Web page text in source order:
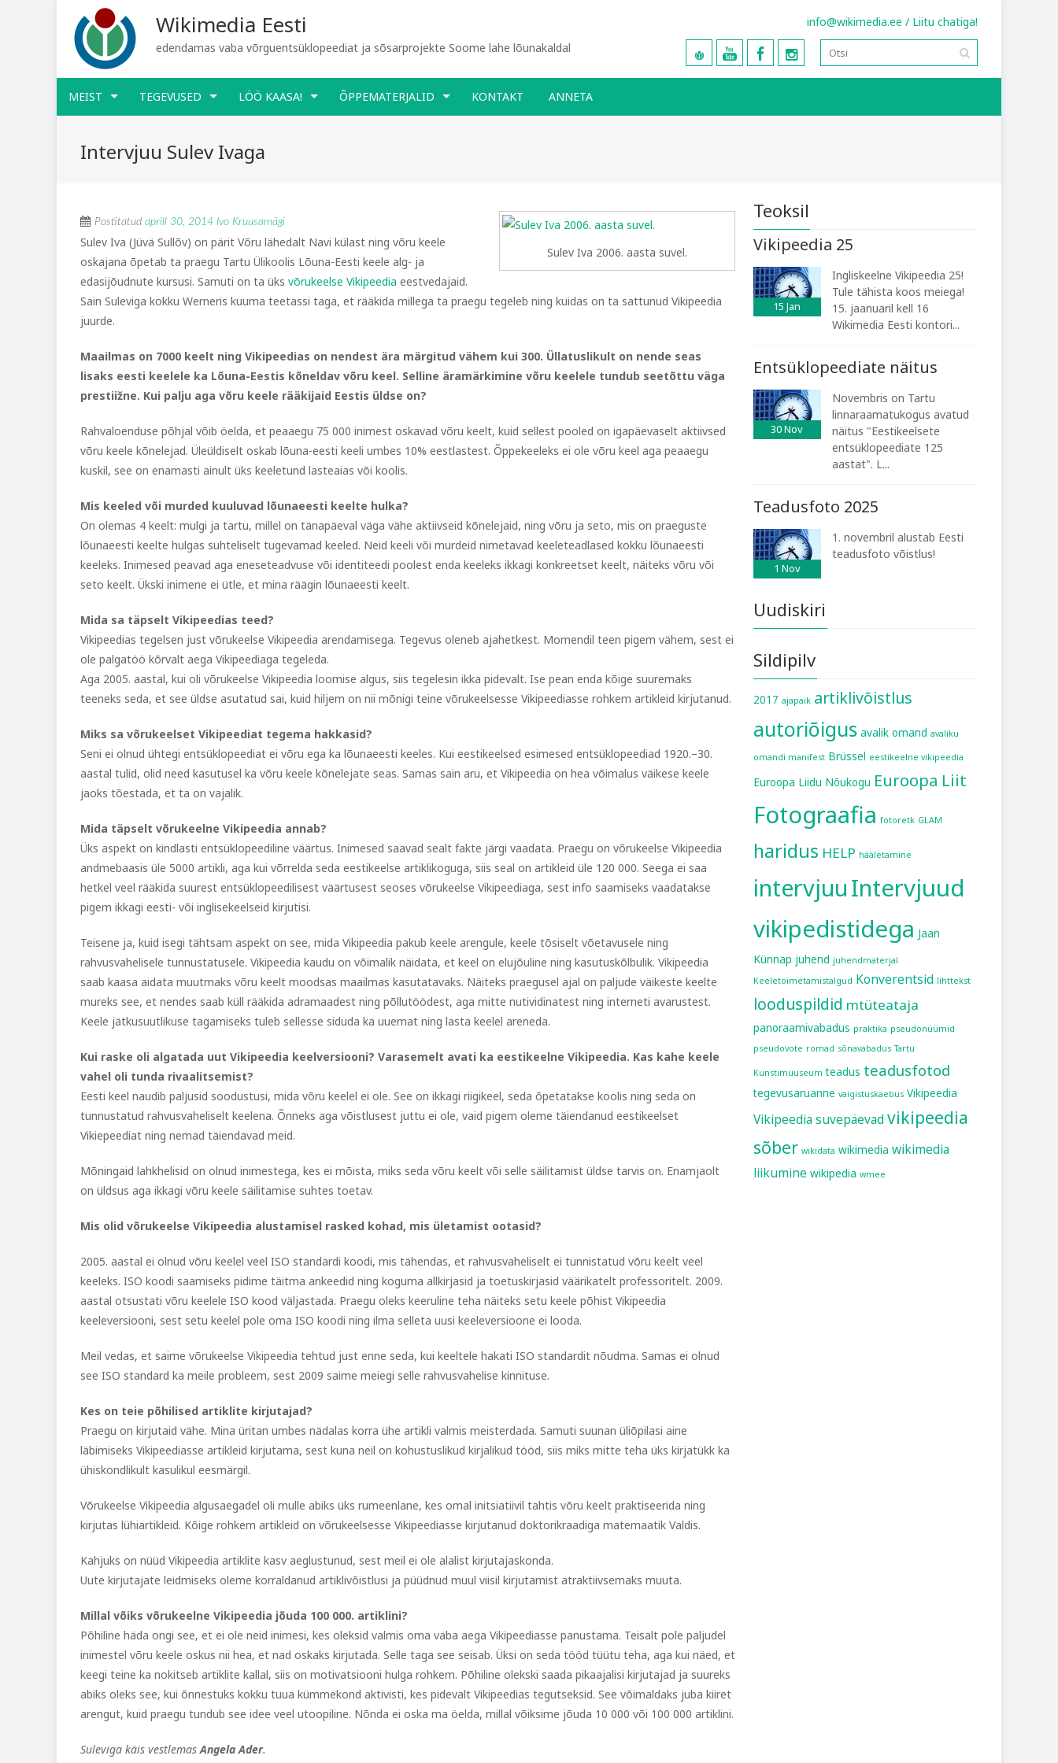
Wikimedia Eesti
edendamas vaba võrguentsüklopeediat ja sõsarprojekte Soome lahe lõunakaldal
info@wikimedia.ee / Liitu chatiga!
MEIST TEGEVUSED LÖÖ KAASA! ÕPPEMATERJALID KONTAKT ANNETA
Intervjuu Sulev Ivaga
Postitatud aprill 30, 2014 Ivo Kruusamägi
Sulev Iva 2006. aasta suvel.
Sulev Iva (Jüvä Sullõv) on pärit Võru lähedalt Navi külast ning võru keele
oskajana õpetab ta praegu Tartu Ülikoolis Lõuna-Eesti keele alg- ja
edasijõudnute kursusi. Samuti on ta üks võrukeelse Vikipeedia eestvedajaid.
Sain Suleviga kokku Werneris kuuma teetassi taga, et rääkida millega ta praegu tegeleb ning kuidas on ta sattunud Vikipeedia
juurde.
Maailmas on 7000 keelt ning Vikipeedias on nendest ära märgitud vähem kui 300. Üllatuslikult on nende seas
lisaks eesti keelele ka Lõuna-Eestis kõneldav võru keel. Selline äramärkimine võru keelele tundub seetõttu väga
prestiižne. Kui palju aga võru keele rääkijaid Eestis üldse on?
Rahvaloenduse põhjal võib öelda, et peaaegu 75 000 inimest oskavad võru keelt, kuid sellest pooled on igapäevaselt aktiivsed
võru keele kõnelejad. Üleüldiselt oskab lõuna-eesti keeli umbes 10% eestlastest. Õppekeeleks ei ole võru keel aga peaaegu
kuskil, see on enamasti ainult üks keeletund lasteaias või koolis.
Mis keeled või murded kuuluvad lõunaeesti keelte hulka?
On olemas 4 keelt: mulgi ja tartu, millel on tänapäeval väga vähe aktiivseid kõnelejaid, ning võru ja seto, mis on praeguste
lõunaeesti keelte hulgas suhteliselt tugevamad keeled. Neid keeli või murdeid nimetavad keeleteadlased kokku lõunaeesti
keeleks. Inimesed peavad aga eneseteadvuse või identiteedi poolest enda keeleks ikkagi konkreetset keelt, näiteks võru või
seto keelt. Ükski inimene ei ütle, et mina räägin lõunaeesti keelt.
Mida sa täpselt Vikipeedias teed?
Vikipeedias tegelsen just võrukeelse Vikipeedia arendamisega. Tegevus oleneb ajahetkest. Momendil teen pigem vähem, sest ei
ole palgatöö kõrvalt aega Vikipeediaga tegeleda.
Aga 2005. aastal, kui oli võrukeelse Vikipeedia loomise algus, siis tegelesin ikka pidevalt. Ise pean enda kõige suuremaks
teeneks seda, et see üldse asutatud sai, kuid hiljem on nii mõnigi teine võrukeelsesse Vikipeediasse rohkem artikleid kirjutanud.
Miks sa võrukeelset Vikipeediat tegema hakkasid?
Seni ei olnud ühtegi entsüklopeediat ei võru ega ka lõunaeesti keeles. Kui eestikeelsed esimesed entsüklopeediad 1920.–30.
aastal tulid, olid need kasutusel ka võru keele kõnelejate seas. Samas sain aru, et Vikipeedia on hea võimalus väikese keele
jaoks tõestada, et ta on vajalik.
Mida täpselt võrukeelne Vikipeedia annab?
Üks aspekt on kindlasti entsüklopeediline väärtus. Inimesed saavad sealt fakte järgi vaadata. Praegu on võrukeelse Vikipeedia
andmebaasis üle 5000 artikli, aga kui võrrelda seda eestikeelse artiklikoguga, siis seal on artikleid üle 120 000. Seega ei saa
hetkel veel rääkida suurest entsüklopeedilisest väärtusest seoses võrukeelse Vikipeediaga, sest info saamiseks vaadatakse
pigem ikkagi eesti- või inglisekeelseid kirjutisi.
Teisene ja, kuid isegi tähtsam aspekt on see, mida Vikipeedia pakub keele arengule, keele tõsiselt võetavusele ning
rahvusvahelisele tunnustatusele. Vikipeedia kaudu on võimalik näidata, et keel on elujõuline ning kasutuskõlbulik. Vikipeedia
saab kaasa aidata muutmaks võru keelt moodsas maailmas kasutatavaks. Näiteks praegusel ajal on paljude väikeste keelte
mureks see, et nendes saab küll rääkida adramaadest ning põllutöödest, aga mitte nutividinatest ning interneti avarustest.
Keele jätkusuutlikuse tagamiseks tuleb sellesse siduda ka uuemat ning lasta keelel areneda.
Kui raske oli algatada uut Vikipeedia keelversiooni? Varasemelt avati ka eestikeelne Vikipeedia. Kas kahe keele
vahel oli tunda rivaalitsemist?
Eesti keel naudib paljusid soodustusi, mida võru keelel ei ole. See on ikkagi riigikeel, seda õpetatakse koolis ning seda on
tunnustatud rahvusvaheliselt keelena. Õnneks aga võistlusest juttu ei ole, vaid pigem oleme täiendanud eestikeelset
Vikiepeediat ning nemad täiendavad meid.
Mõningaid lahkhelisid on olnud inimestega, kes ei mõista, miks seda võru keelt või selle säilitamist üldse tarvis on. Enamjaolt
on üldsus aga ikkagi võru keele säilitamise suhtes toetav.
Mis olid võrukeelse Vikipeedia alustamisel rasked kohad, mis ületamist ootasid?
2005. aastal ei olnud võru keelel veel ISO standardi koodi, mis tähendas, et rahvusvaheliselt ei tunnistatud võru keelt veel
keeleks. ISO koodi saamiseks pidime täitma ankeedid ning koguma allkirjasid ja toetuskirjasid väärikatelt professoritelt. 2009.
aastal otsustati võru keelele ISO kood väljastada. Praegu oleks keeruline teha näiteks setu keele põhist Vikipeedia
keeleversiooni, sest setu keelel pole oma ISO koodi ning ilma selleta uusi keeleversioone ei looda.
Meil vedas, et saime võrukeelse Vikipeedia tehtud just enne seda, kui keeltele hakati ISO standardit nõudma. Samas ei olnud
see ISO standard ka meile probleem, sest 2009 saime meiegi selle rahvusvahelise kinnituse.
Kes on teie põhilised artiklite kirjutajad?
Praegu on kirjutaid vähe. Mina üritan umbes nädalas korra ühe artikli valmis meisterdada. Samuti suunan üliõpilasi aine
läbimiseks Vikipeediasse artikleid kirjutama, sest kuna neil on kohustuslikud kirjalikud tööd, siis miks mitte teha üks kirjatükk ka
ühiskondlikult kasulikul eesmärgil.
Võrukeelse Vikipeedia algusaegadel oli mulle abiks üks rumeenlane, kes omal initsiatiivil tahtis võru keelt praktiseerida ning
kirjutas lühiartikleid. Kõige rohkem artikleid on võrukeelsesse Vikipeediasse kirjutanud doktorikraadiga matemaatik Valdis.
Kahjuks on nüüd Vikipeedia artiklite kasv aeglustunud, sest meil ei ole alalist kirjutajaskonda.
Uute kirjutajate leidmiseks oleme korraldanud artiklivõistlusi ja püüdnud muul viisil kirjutamist atraktiivsemaks muuta.
Millal võiks võrukeelne Vikipeedia jõuda 100 000. artiklini?
Põhiline häda ongi see, et ei ole neid inimesi, kes oleksid valmis oma vaba aega Vikipeediasse panustama. Teisalt pole paljudel
inimestel võru keele oskus nii hea, et nad oskaks kirjutada. Selle taga see seisab. Üksi on seda tööd tüütu teha, aga kui näed, et
keegi teine ka nokitseb artiklite kallal, siis on motivatsiooni hulga rohkem. Põhiline olekski saada pikaajalisi kirjutajad ja suureks
abiks oleks see, kui õnnestuks kokku tuua kümmekond aktivisti, kes pidevalt Vikipeedias tegutseksid. See võimaldaks juba kiiret
arengut, kuid praegu tundub see idee veel utoopiline. Nõnda ei oska ma öelda, millal võiksime jõuda 10 000 või 100 000 artiklini.
Suleviga käis vestlemasAngela Ader.
Teoksil
Vikipeedia 25
15 Jan
Ingliskeelne Vikipeedia 25!
Tule tähista koos meiega!
15. jaanuaril kell 16
Wikimedia Eesti kontori...
Entsüklopeediate näitus
30Nov
Novembris on Tartu
linnaraamatukogus avatud
näitus "Eestikeelsete
entsüklopeediate 125
aastat". L...
Teadusfoto 2025
1 Nov
1. novembril alustab Eesti
teadusfoto võistlus!
Uudiskiri
Sildipilv
2017 ajapaik artiklivõistlus
autoriõigus avalik omand avaliku
omandi manifest Brüssel eestikeelne vikipeedia
Euroopa Liidu Nõukogu Euroopa Liit
Fotograafia fotoretk GLAM
haridus HELP hääletamine
intervjuuIntervjuud
vikipedistidega Jaan
Künnap juhend juhendmaterjal
Keeletoimetamistalgud Konverentsid lihttekst
looduspildid mtüteataja
panoraamivabadus praktika pseudonüümid
pseudovote romad sõnavabadus Tartu
Kunstimuuseum teadus teadusfotod
tegevusaruanne vaigistuskaebus Vikipeedia
Vikipeedia suvepäevadvikipeedia
sõber wikidata wikimedia wikimedia
liikumine wikipedia wmee